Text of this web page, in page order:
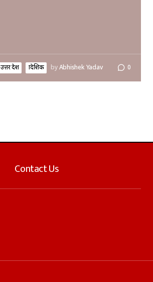
उत्तर प्रदेश प्रादेशिक byAbhishek Yadav 0
Contact Us